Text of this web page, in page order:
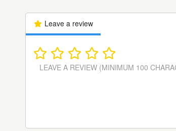
Leave a review